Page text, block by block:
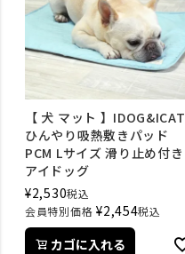
【 犬 マット 】IDOG&ICAT
ひんやり吸熱敷きパッド
PCM Lサイズ 滑り止め付き
アイドッグ
¥2,530税込
会員特別価格 ¥2,454税込
カゴに入れる